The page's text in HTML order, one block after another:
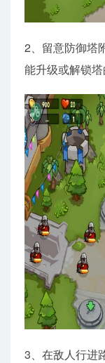
2、留意防御塔
能升级或解锁塔
3、在敌人行进